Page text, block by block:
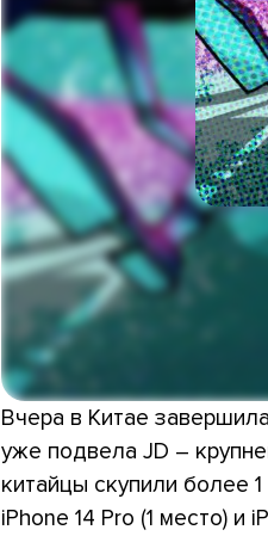
Вчера в Китае
уже подвела JD –
китайцы скупили более
iPhone 14 Pro (1 место) и